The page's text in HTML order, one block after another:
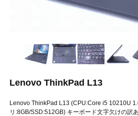
Lenovo ThinkPad L13
Lenovo ThinkPad L13 (CPU:Core i5 10210U
リ:8GB/SSD:512GB) キーボード文字欠けの訳